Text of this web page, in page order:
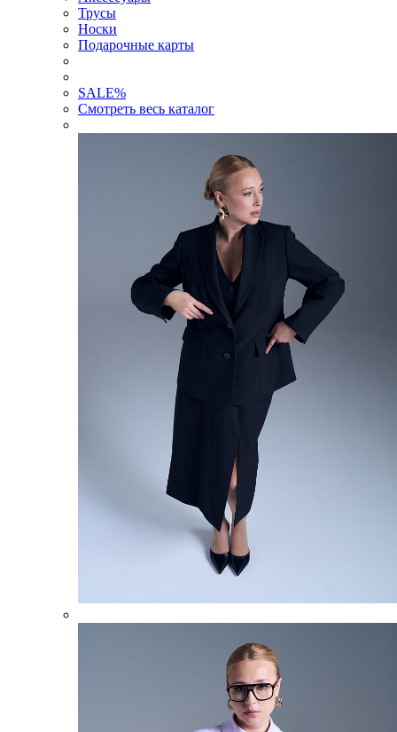
Трусы
Носки
Подарочные карты
SALE%
Смотреть весь каталог